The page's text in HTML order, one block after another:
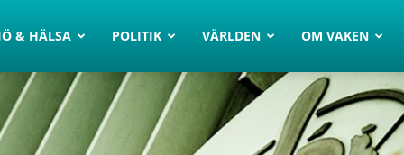
& HÄLSA POLITIK VÄRLDEN OM VAKEN